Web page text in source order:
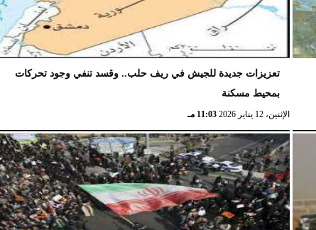
تعزيزات جديدة للجيش في ريف حلب.. وقسد تنفي وجود تحركات
بمحيط مسكنة
الإثنين، 12 يناير 2026 11:03 مـ